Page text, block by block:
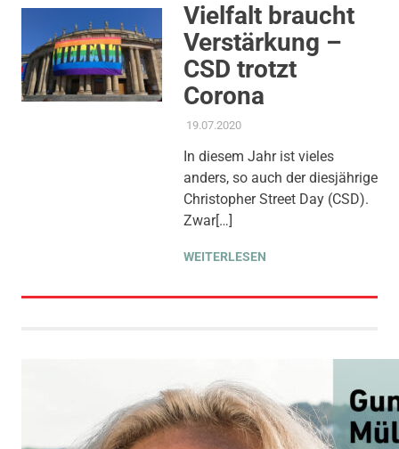
Vielfalt braucht
Verstärkung –
CSD trotzt
Corona
19.07.2020ADMIN
AKTUELLES
GLEICHSTELLUNG UND
VIELFALT,THEMEN
In diesem Jahr ist vieles
anders, so auch der diesjährige
Christopher Street Day (CSD).
Zwar[…]
WEITERLESEN